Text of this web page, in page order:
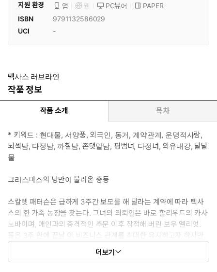
지원 환경
앱 웹 PC뷰어
PAPER
ISBN
9791132586029
UCI
-
텍사스 러브라인
작품 정보
작품 소개 목차
* 키워드 : 현대물, 서양풍, 외국인, 동거, 계약관계, 운명적사랑,
뇌섹남, 다정남, 까칠남, 존댓말남, 평범녀, 다정녀, 외유내강, 달달
물
크리스마스의 낭만이 불러온 충동
스칼렛 패터슨은 급하게 3주간 보모를 해 달라는 계약에 따라 텍사
스의 한 가족 농장을 찾는다. 그녀의 의뢰인은 바로 할리우드의 카사
노바이며, 애인과의 충격적인 추문 이후 잠적해 버린 보우 엘리엇.
둘은 3주 만에 끝날 이 비즈니스 관계를 최대한 유지하고자 하지만,
자꾸 서로에게 시선이 가는 그 마음을 점점 주체하지 못하게 된다.
그리고 마침내, 분위기에 휩쓸려 키스 이상의 진한 스킨십을 나누게
더보기